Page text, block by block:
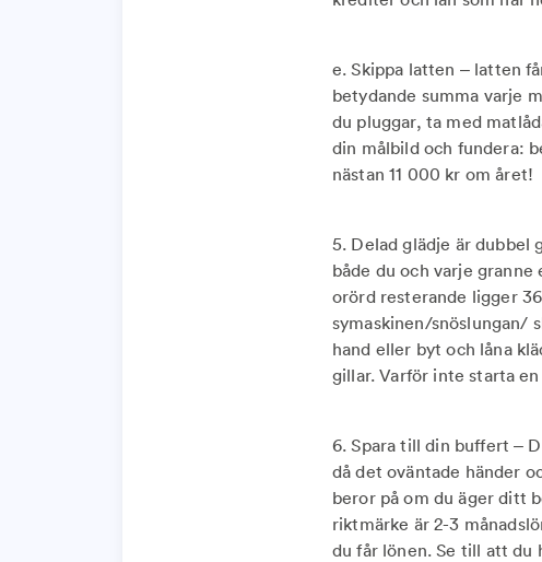
e. Skippa latten – latten
betydande summa varje
du pluggar, ta med
din målbild och fundera:
nästan 11 000 kr om året!
5. Delad glädje är dubbel
både du och varje
orörd resterande ligger
symaskinen/snöslungan/
hand eller byt och låna
gillar. Varför inte starta
6. Spara till din buffert –
då det oväntade händer
beror på om du äger ditt
riktmärke är 2-3
du får lönen. Se till att